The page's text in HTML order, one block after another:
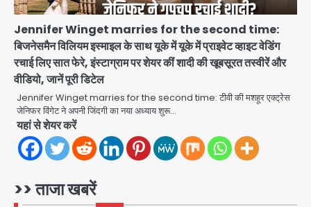
Jennifer Winget marries for the second time:
बिजनेसमैन विलियम इस्माइल के साथ यूके में यूके में प्राइवेट व्हाइट वेडिंग
रचाई लिए सात फेरे, इंस्टाग्राम पर शेयर कीं शादी की खूबसूरत तस्वीरें और
वीडियो, जानें पूरी डिटेल
Jennifer Winget marries for the second time: टीवी की मशहूर एक्ट्रेस
जेनिफर विंगेट ने अपनी जिंदगी का नया अध्याय शुरू…
यहां से शेयर करें
>> ताजा खबरें
4
Thailand School Shooting:
बैंकॉक के पास स्कूल में छात्र ने की अंधाधुंध
फायरिंग, हमलावर सहित सात की मौत, 15
घायल
Avinash Kumar
5
224 ट्रांसफार्मर ठप, 798 करोड़ रुपये का
नुकसान
Team JHJ
1
Patna violence: पटना में सड़क हादसे में